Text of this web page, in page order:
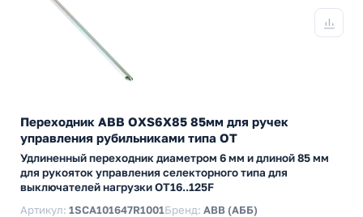
Переходник ABB OXS6X85 85мм для ручек
управления рубильниками типа ОТ
Удлиненный переходник диаметром 6 мм и длиной 85 мм
для рукояток управления селекторного типа для
выключателей нагрузки ОТ16..125F
Артикул: 1SCA101647R1001Бренд: ABB (АББ)